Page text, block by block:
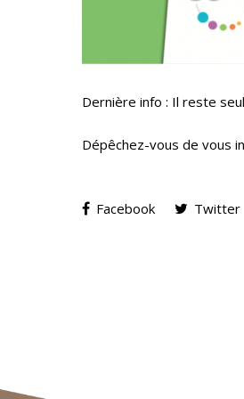
Dernière info : Il reste
Dépêchez-vous de vous
Facebook Twitter